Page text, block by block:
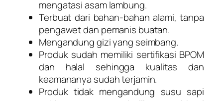
mengatasi asam lambung.
Terbuat dari bahan-bahan alami, tanpa
pengawet dan pemanis buatan.
Mengandung gizi yang seimbang.
Produk sudah memiliki sertifikasi BPOM
dan halal sehingga kualitas dan
keamananya sudah terjamin.
Produk tidak mengandung susu sapi